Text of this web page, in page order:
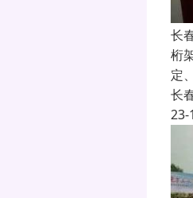
长
桁
定
长
23-